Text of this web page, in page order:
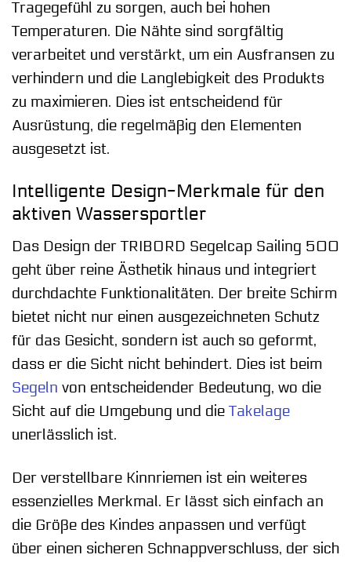
Tragegefühl zu sorgen, auch bei hohen
Temperaturen. Die Nähte sind sorgfältig
verarbeitet und verstärkt, um ein Ausfransen zu
verhindern und die Langlebigkeit des Produkts
zu maximieren. Dies ist entscheidend für
Ausrüstung, die regelmäßig den Elementen
ausgesetzt ist.
Intelligente Design-Merkmale für den
aktiven Wassersportler
Das Design der TRIBORD Segelcap Sailing 500
geht über reine Ästhetik hinaus und integriert
durchdachte Funktionalitäten. Der breite Schirm
bietet nicht nur einen ausgezeichneten Schutz
für das Gesicht, sondern ist auch so geformt,
dass er die Sicht nicht behindert. Dies ist beim
Segeln von entscheidender Bedeutung, wo die
Sicht auf die Umgebung und die Takelage
unerlässlich ist.
Der verstellbare Kinnriemen ist ein weiteres
essenzielles Merkmal. Er lässt sich einfach an
die Größe des Kindes anpassen und verfügt
über einen sicheren Schnappverschluss, der sich